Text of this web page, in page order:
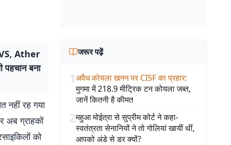
Ather
बना
नहीं रह गया
अब ग्राहकों
को
जरूर पढ़ें
1अवैध कोयला खनन पर CISF का प्रहार:
मुगमा में 218.9 मीट्रिक टन कोयला जब्त,
जानें कितनी है कीमत
2महुआ मोईत्रा से सुप्रीम कोर्ट ने कहा-
स्वतंत्रता सेनानियों ने तो गोलियां खायीं थीं,
आपको अंडे से डर क्यों?